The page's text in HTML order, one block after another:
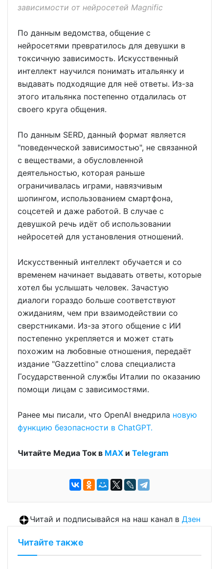
зависимости от нейросетей Magnific
По данным ведомства, общение с
нейросетями превратилось для девушки в
токсичную зависимость. Искусственный
интеллект научился понимать итальянку и
выдавать подходящие для неё ответы. Из-за
этого итальянка постепенно отдалилась от
своего круга общения.
По данным SERD, данный формат является
"поведенческой зависимостью", не связанной
с веществами, а обусловленной
деятельностью, которая раньше
ограничивалась играми, навязчивым
шопингом, использованием смартфона,
соцсетей и даже работой. В случае с
девушкой речь идёт об использовании
нейросетей для установления отношений.
Искусственный интеллект обучается и со
временем начинает выдавать ответы, которые
хотел бы услышать человек. Зачастую
диалоги гораздо больше соответствуют
ожиданиям, чем при взаимодействии со
сверстниками. Из-за этого общение с ИИ
постепенно укрепляется и может стать
похожим на любовные отношения, передаёт
издание "Gazzettino" слова специалиста
Государственной службы Италии по оказанию
помощи лицам с зависимостями.
Ранее мы писали, что OpenAI внедрила новую
функцию безопасности в ChatGPT.
Читайте Медиа Ток в МАХ и Telegram
Читай и подписывайся на наш канал в Дзен
Читайте также